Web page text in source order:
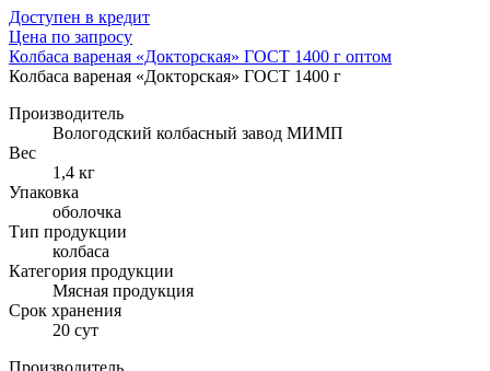
Доступен в кредит
Цена по запросу
Колбаса вареная «Докторская» ГОСТ 1400 г оптом
Колбаса вареная «Докторская» ГОСТ 1400 г
Производитель
Вологодский колбасный завод МИМП
Вес
1,4 кг
Упаковка
оболочка
Тип продукции
колбаса
Категория продукции
Мясная продукция
Cрок хранения
20 сут
Производитель